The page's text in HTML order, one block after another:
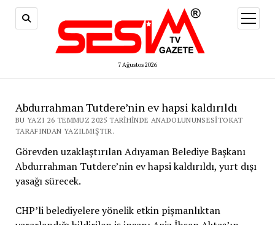
7 Ağustos 2026
aç
Abdurrahman Tutdere’nin ev hapsi kaldırıldı
BU YAZI 26 TEMMUZ 2025 TARIHINDE ANADOLUNUNSESITOKAT
TARAFINDAN YAZILMIŞTIR.
Görevden uzaklaştırılan Adıyaman Belediye Başkanı
Abdurrahman Tutdere’nin ev hapsi kaldırıldı, yurt dışı
yasağı sürecek.
CHP’li belediyelere yönelik etkin pişmanlıktan